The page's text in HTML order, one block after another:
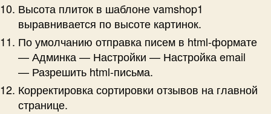
Высота плиток в шаблоне vamshop1
выравнивается по высоте картинок.
По умолчанию отправка писем в html-формате
— Админка — Настройки — Настройка email
— Разрешить html-письма.
Корректировка сортировки отзывов на главной
странице.